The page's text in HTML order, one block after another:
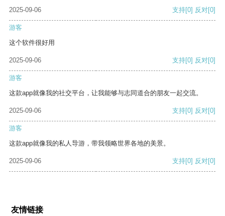
2025-09-06
支持[0] 反对[0]
游客
这个软件很好用
2025-09-06 支持[0] 反对[0]
游客
这款app就像我的社交平台，让我能够与志同道合的朋友一起交流。
2025-09-06 支持[0] 反对[0]
游客
这款app就像我的私人导游，带我领略世界各地的美景。
2025-09-06 支持[0] 反对[0]
友情链接